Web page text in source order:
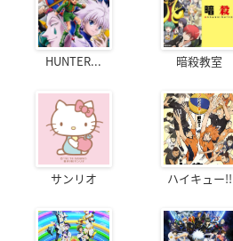
HUNTER... 暗殺教室
サンリオ ハイキュー!!